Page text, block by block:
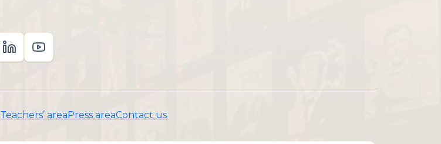
Teachers’ areaPress areaContact us